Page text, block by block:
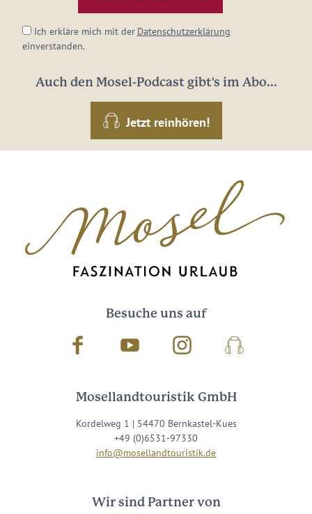
Ich erkläre mich mit der Datenschutzerklärung
einverstanden.
Auch den Mosel-Podcast gibt's im Abo...
Jetzt reinhören!
Besuche uns auf
Facebook Youtube InstagramPodcast
Mosellandtouristik GmbH
Kordelweg 1 | 54470 Bernkastel-Kues
+49 (0)6531-97330
info@mosellandtouristik.de
Wir sind Partner von